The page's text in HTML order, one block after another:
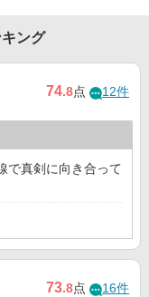
ング
74.8点 12件
で真剣に向き合って
73.8点 16件